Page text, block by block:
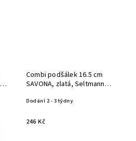
Combi podšálek 16.5 cm
SAVONA, zlatá, Seltmann
Dodání 2 - 3 týdny
246 Kč